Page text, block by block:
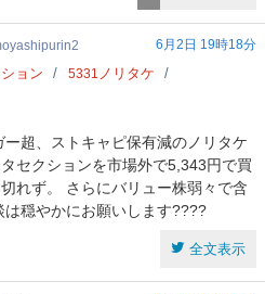
6月2日 19時18分
ョン 5331 ノリタケ
超、ストキャピ保有減のノリタケ
セクションを市場外で5,343円で買
れず。 さらにバリュー株弱々で含
穏やかにお願いします????
全文表示